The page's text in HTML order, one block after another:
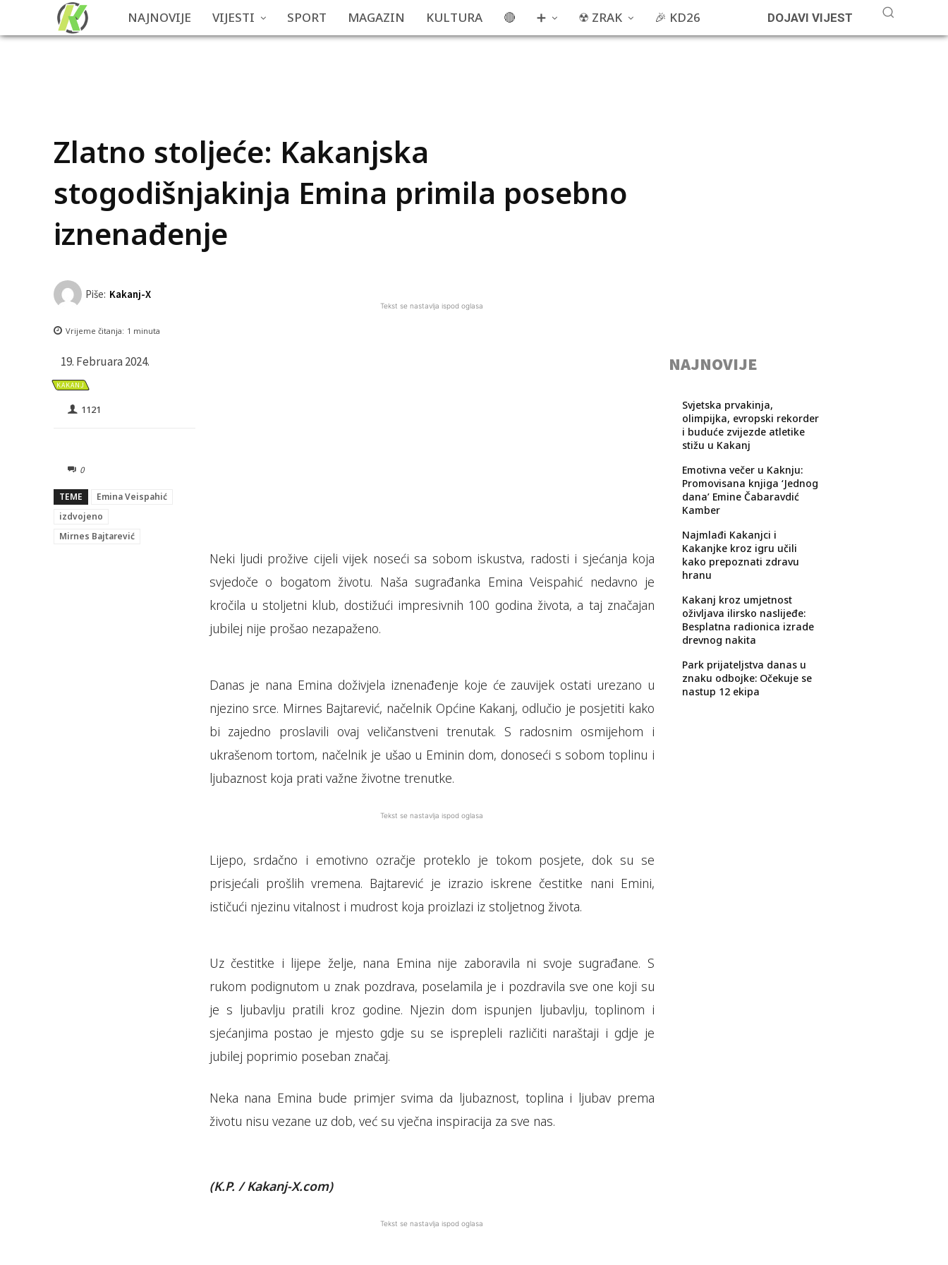
NAJNOVIJE VIJESTI SPORT MAGAZIN KULTURA 🔴 ➕ ☢ ZRAK 🎉 KD26 DOJAVI VIJEST
Zlatno stoljeće: Kakanjska
stogodišnjakinja Emina primila posebno
iznenađenje
Piše: Kakanj-X
Vrijeme čitanja: 1 minuta
19. Februara 2024.
KAKANJ
1121
0
TEME
Emina Veispahić
izdvojeno
Mirnes Bajtarević
Tekst se nastavlja ispod oglasa
Neki ljudi prožive cijeli vijek noseći sa sobom iskustva, radosti i sjećanja koja
svjedoče o bogatom životu. Naša sugrađanka Emina Veispahić nedavno je
kročila u stoljetni klub, dostižući impresivnih 100 godina života, a taj značajan
jubilej nije prošao nezapaženo.
Danas je nana Emina doživjela iznenađenje koje će zauvijek ostati urezano u
njezino srce. Mirnes Bajtarević, načelnik Općine Kakanj, odlučio je posjetiti kako
bi zajedno proslavili ovaj veličanstveni trenutak. S radosnim osmijehom i
ukrašenom tortom, načelnik je ušao u Eminin dom, donoseći s sobom toplinu i
ljubaznost koja prati važne životne trenutke.
Tekst se nastavlja ispod oglasa
Lijepo, srdačno i emotivno ozračje proteklo je tokom posjete, dok su se
prisjećali prošlih vremena. Bajtarević je izrazio iskrene čestitke nani Emini,
ističući njezinu vitalnost i mudrost koja proizlazi iz stoljetnog života.
Uz čestitke i lijepe želje, nana Emina nije zaboravila ni svoje sugrađane. S
rukom podignutom u znak pozdrava, poselamila je i pozdravila sve one koji su
je s ljubavlju pratili kroz godine. Njezin dom ispunjen ljubavlju, toplinom i
sjećanjima postao je mjesto gdje su se isprepleli različiti naraštaji i gdje je
jubilej poprimio poseban značaj.
Neka nana Emina bude primjer svima da ljubaznost, toplina i ljubav prema
životu nisu vezane uz dob, već su vječna inspiracija za sve nas.
(K.P. / Kakanj-X.com)
Tekst se nastavlja ispod oglasa
NAJNOVIJE
Svjetska prvakinja,
olimpijka, evropski rekorder
i buduće zvijezde atletike
stižu u Kakanj
Emotivna večer u Kaknju:
Promovisana knjiga ‘Jednog
dana’ Emine Čabaravdić
Kamber
Najmlađi Kakanjci i
Kakanjke kroz igru učili
kako prepoznati zdravu
hranu
Kakanj kroz umjetnost
oživljava ilirsko naslijeđe:
Besplatna radionica izrade
drevnog nakita
Park prijateljstva danas u
znaku odbojke: Očekuje se
nastup 12 ekipa